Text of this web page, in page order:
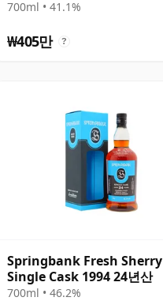
2014 Bottling with Tube
700ml • 41.1%
₩405만 ?
Springbank Fresh Sherry
Single Cask 1994 24년산
700ml • 46.2%